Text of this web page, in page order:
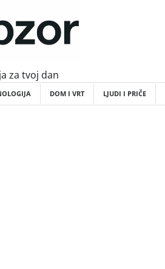
za tvoj dan
DOM I VRT LJUDI I PRIČE